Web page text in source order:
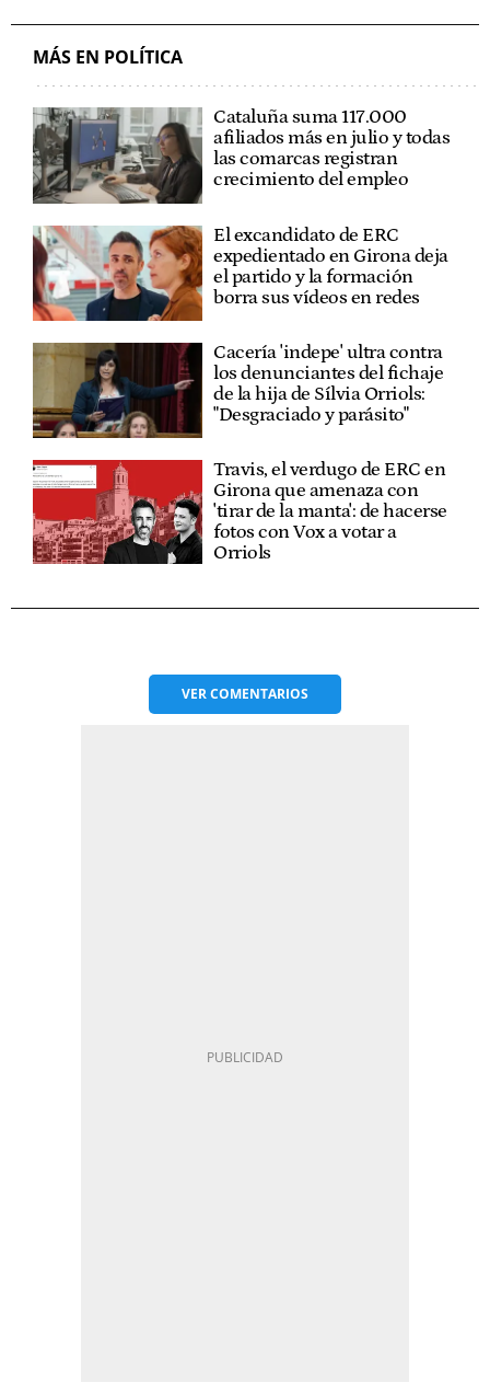
MÁS EN POLÍTICA
Cataluña suma 117.000
afiliados más en julio y todas
las comarcas registran
crecimiento del empleo
El excandidato de ERC
expedientado en Girona deja
el partido y la formación
borra sus vídeos en redes
Cacería 'indepe' ultra contra
los denunciantes del fichaje
de la hija de Sílvia Orriols:
"Desgraciado y parásito"
Travis, el verdugo de ERC en
Girona que amenaza con
'tirar de la manta': de hacerse
fotos con Vox a votar a
Orriols
VERCOMENTARIOS